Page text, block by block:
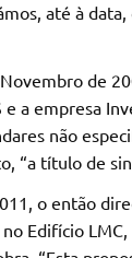
até à
de
e a empresa
não
“a título de
o então
Edifício